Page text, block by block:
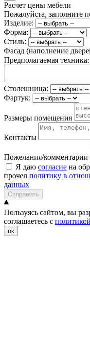
Расчет цены мебели
Пожалуйста, заполните
Изделие:
Форма:
Стиль:
Фасад (наполнение
Предполагаемая техника:
Столешница:
Фартук:
Размеры помещения
Контакты
Пожелания/комментарии
Я даю согласие на
прочел политику в
данных
Отправить
Пользуясь сайтом, вы
соглашаетесь с
ок